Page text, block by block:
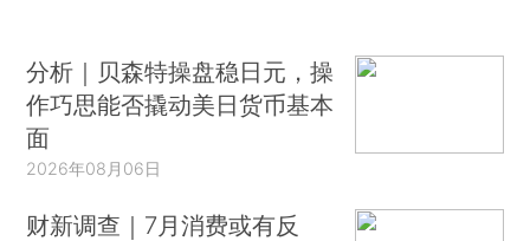
分析｜贝森特操盘稳日元，操
作巧思能否撬动美日货币基本
面
2026年08月06日
财新调查｜7月消费或有反